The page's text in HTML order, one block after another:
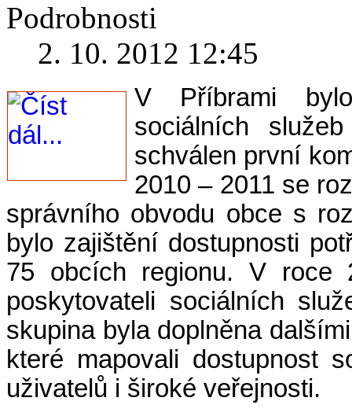
Podrobnosti
2. 10. 2012 12:45
V Příbrami
sociálních
schválen první
2010 – 2011 se
správního obvodu obce s
bylo zajištění dostupnosti
75 obcích regionu. V roce
poskytovateli sociálních
skupina byla doplněna
které mapovali dostupnost
uživatelů i široké veřejnosti.